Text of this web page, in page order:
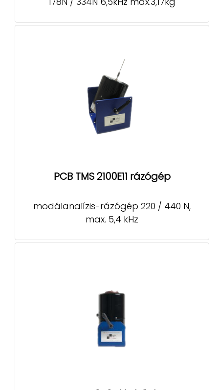
PCB TMS 2100E11 rázógép
modálanalízis-rázógép 220 / 440 N,
max. 5,4 kHz